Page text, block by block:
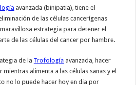
avanzada (binipatia), tiene el
de las células cancerígenas
estrategia para detener el
de las células del cancer por hambre.
de la Trofología avanzada, hacer
alimenta a las células sanas y el
no lo puede hacer hoy en dia por